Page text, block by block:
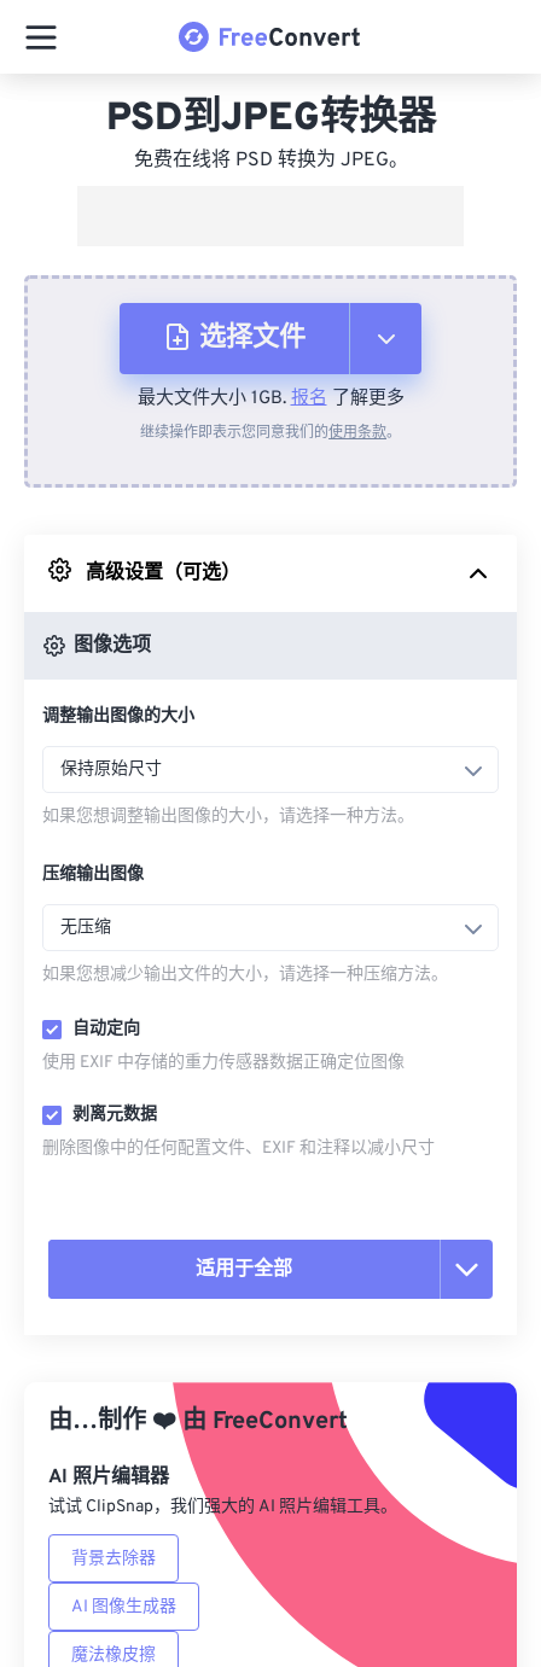
PSD到JPEG转换器
免费在线将 PSD 转换为 JPEG。
选择文件
从设备
来自 Google Drive
最大文件大小 1GB.报名了解更多
继续操作即表示您同意我们的使用条款。
高级设置（可选）
图像选项
调整输出图像的大小
保持原始尺寸
如果您想调整输出图像的大小，请选择一种方法。
压缩输出图像
无压缩
如果您想减少输出文件的大小，请选择一种压缩方法。
自动定向
使用 EXIF 中存储的重力传感器数据正确定位图像
剥离元数据
删除图像中的任何配置文件、EXIF 和注释以减小尺寸
适用于全部
从预设应用
另存为预设
由…制作 ❤️由 FreeConvert
AI 照片编辑器
试试 ClipSnap，我们强大的 AI 照片编辑工具。
背景去除器
AI 图像生成器
魔法橡皮擦